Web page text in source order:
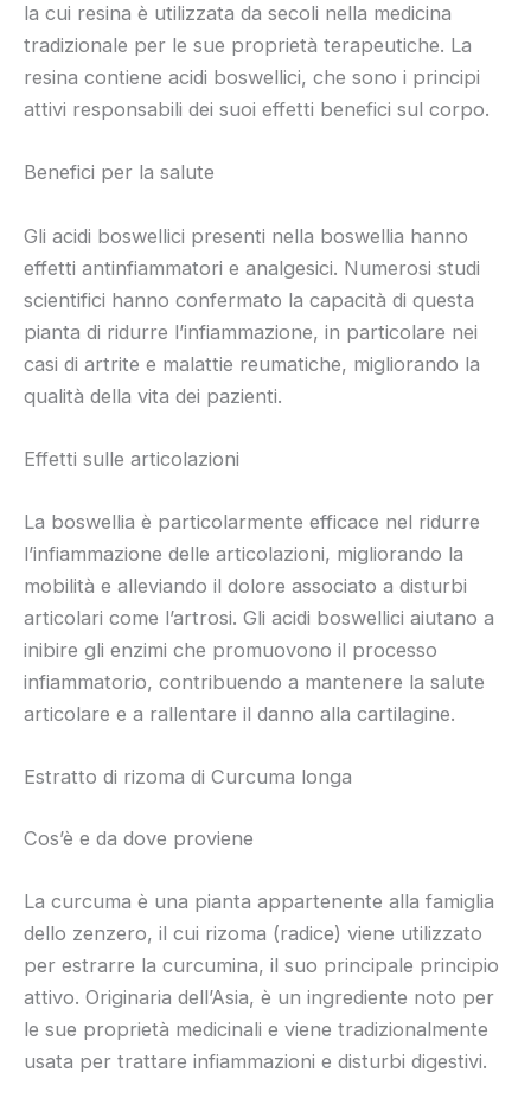
la cui resina è utilizzata da secoli nella medicina
tradizionale per le sue proprietà terapeutiche. La
resina contiene acidi boswellici, che sono i principi
attivi responsabili dei suoi effetti benefici sul corpo.
Benefici per la salute
Gli acidi boswellici presenti nella boswellia hanno
effetti antinfiammatori e analgesici. Numerosi studi
scientifici hanno confermato la capacità di questa
pianta di ridurre l’infiammazione, in particolare nei
casi di artrite e malattie reumatiche, migliorando la
qualità della vita dei pazienti.
Effetti sulle articolazioni
La boswellia è particolarmente efficace nel ridurre
l’infiammazione delle articolazioni, migliorando la
mobilità e alleviando il dolore associato a disturbi
articolari come l’artrosi. Gli acidi boswellici aiutano a
inibire gli enzimi che promuovono il processo
infiammatorio, contribuendo a mantenere la salute
articolare e a rallentare il danno alla cartilagine.
Estratto di rizoma di Curcuma longa
Cos’è e da dove proviene
La curcuma è una pianta appartenente alla famiglia
dello zenzero, il cui rizoma (radice) viene utilizzato
per estrarre la curcumina, il suo principale principio
attivo. Originaria dell’Asia, è un ingrediente noto per
le sue proprietà medicinali e viene tradizionalmente
usata per trattare infiammazioni e disturbi digestivi.